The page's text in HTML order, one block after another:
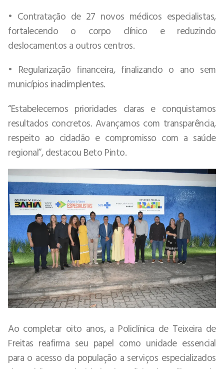
• Contratação de 27 novos médicos especialistas,
fortalecendo o corpo clínico e reduzindo
deslocamentos a outros centros.
• Regularização financeira, finalizando o ano sem
municípios inadimplentes.
“Estabelecemos prioridades claras e conquistamos
resultados concretos. Avançamos com transparência,
respeito ao cidadão e compromisso com a saúde
regional”, destacou Beto Pinto.
Ao completar oito anos, a Policlínica de Teixeira de
Freitas reafirma seu papel como unidade essencial
para o acesso da população a serviços especializados